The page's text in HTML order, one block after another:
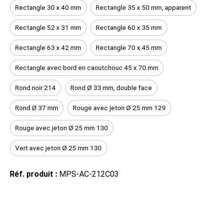
Rectangle 30 x 40 mm Rectangle 35 x 50 mm, apparent
Rectangle 52 x 31 mm Rectangle 60 x 35 mm
Rectangle 63 x 42 mm Rectangle 70 x 45 mm
Rectangle avec bord en caoutchouc 45 x 70 mm
Rond noir 214 Rond Ø 33 mm, double face
Rond Ø 37 mm Rouge avec jeton Ø 25 mm 129
Rouge avec jeton Ø 25 mm 130
Vert avec jeton Ø 25 mm 130
Réf. produit : MPS-AC-212C03